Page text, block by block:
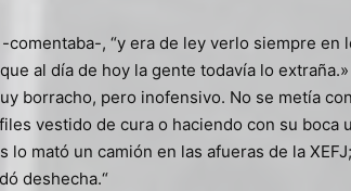
-comentaba-, “y era de ley verlo siempre
al día de hoy la gente todavía lo extraña.»
borracho, pero inofensivo. No se metía
vestido de cura o haciendo con su boca
lo mató un camión en las afueras de la
deshecha.“